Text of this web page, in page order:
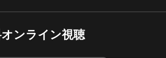
ンライン視聴